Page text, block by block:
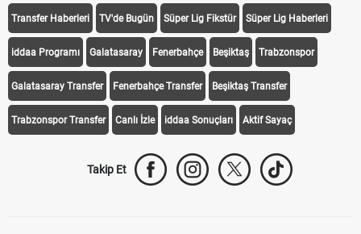
Transfer Haberleri TV'de Bugün Süper Lig Fikstür Süper Lig Haberleri
iddaa Programı Galatasaray Fenerbahçe Beşiktaş Trabzonspor
Galatasaray Transfer Fenerbahçe Transfer Beşiktaş Transfer
Trabzonspor Transfer Canlı İzle iddaa Sonuçları Aktif Sayaç
Takip Et